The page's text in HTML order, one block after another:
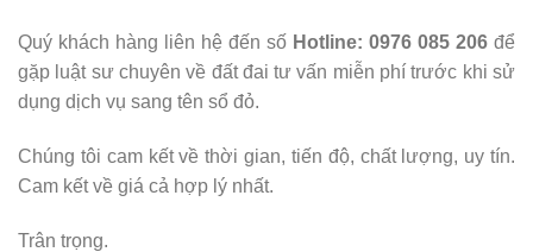
Quý khách hàng liên hệ đến số Hotline: 0976 085 206 để
gặp luật sư chuyên về đất đai tư vấn miễn phí trước khi sử
dụng dịch vụ sang tên sổ đỏ.
Chúng tôi cam kết về thời gian, tiến độ, chất lượng, uy tín.
Cam kết về giá cả hợp lý nhất.
Trân trọng.